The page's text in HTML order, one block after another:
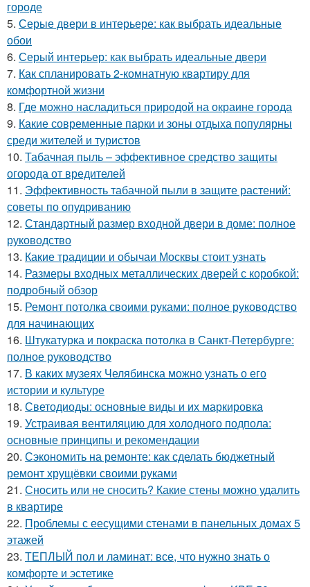
городе
5. Серые двери в интерьере: как выбрать идеальные
обои
6. Серый интерьер: как выбрать идеальные двери
7. Как спланировать 2-комнатную квартиру для
комфортной жизни
8. Где можно насладиться природой на окраине города
9. Какие современные парки и зоны отдыха популярны
среди жителей и туристов
10. Табачная пыль – эффективное средство защиты
огорода от вредителей
11. Эффективность табачной пыли в защите растений:
советы по опудриванию
12. Стандартный размер входной двери в доме: полное
руководство
13. Какие традиции и обычаи Москвы стоит узнать
14. Размеры входных металлических дверей с коробкой:
подробный обзор
15. Ремонт потолка своими руками: полное руководство
для начинающих
16. Штукатурка и покраска потолка в Санкт-Петербурге:
полное руководство
17. В каких музеях Челябинска можно узнать о его
истории и культуре
18. Светодиоды: основные виды и их маркировка
19. Устраивая вентиляцию для холодного подпола:
основные принципы и рекомендации
20. Сэкономить на ремонте: как сделать бюджетный
ремонт хрущёвки своими руками
21. Сносить или не сносить? Какие стены можно удалить
в квартире
22. Проблемы с еесущими стенами в панельных домах 5
этажей
23. ТЕПЛЫЙ пол и ламинат: все, что нужно знать о
комфорте и эстетике